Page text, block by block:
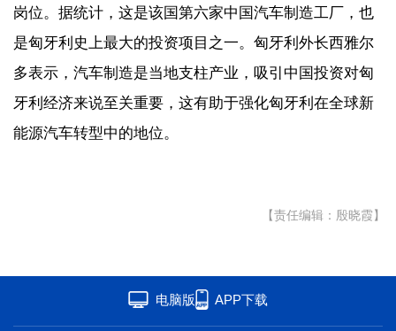
岗位。据统计，这是该国第六家中国汽车制造工厂，也
是匈牙利史上最大的投资项目之一。匈牙利外长西雅尔
多表示，汽车制造是当地支柱产业，吸引中国投资对匈
牙利经济来说至关重要，这有助于强化匈牙利在全球新
能源汽车转型中的地位。
【责任编辑：殷晓霞】
电脑版 APP下载